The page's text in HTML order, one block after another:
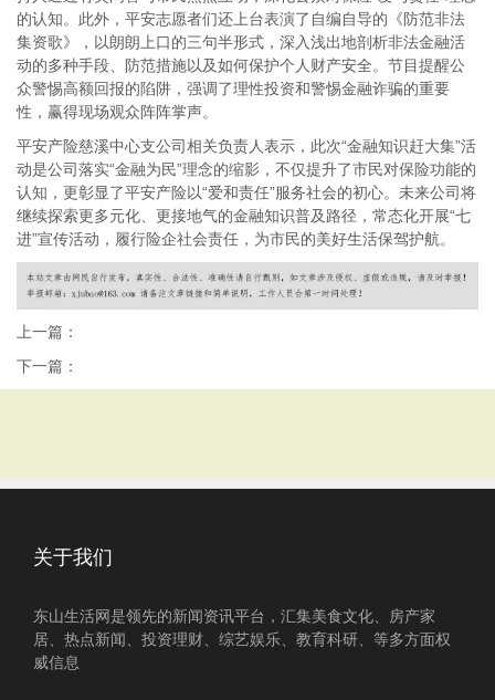
的认知。此外，平安志愿者们还上台表演了自编自导的《防范非法
集资歌》，以朗朗上口的三句半形式，深入浅出地剖析非法金融活
动的多种手段、防范措施以及如何保护个人财产安全。节目提醒公
众警惕高额回报的陷阱，强调了理性投资和警惕金融诈骗的重要
性，赢得现场观众阵阵掌声。
平安产险慈溪中心支公司相关负责人表示，此次“金融知识赶大集”活
动是公司落实“金融为民”理念的缩影，不仅提升了市民对保险功能的
认知，更彰显了平安产险以“爱和责任”服务社会的初心。未来公司将
继续探索更多元化、更接地气的金融知识普及路径，常态化开展“七
进”宣传活动，履行险企社会责任，为市民的美好生活保驾护航。
上一篇：
下一篇：
关于我们
东山生活网是领先的新闻资讯平台，汇集美食文化、房产家
居、热点新闻、投资理财、综艺娱乐、教育科研、等多方面权
威信息